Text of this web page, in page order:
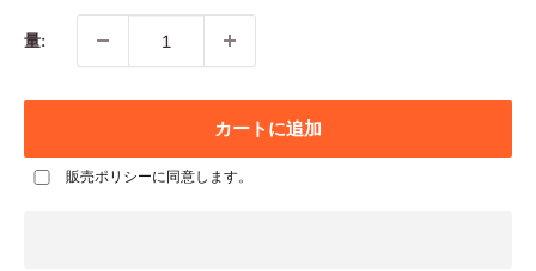
量:
カートに追加
販売ポリシーに同意します。